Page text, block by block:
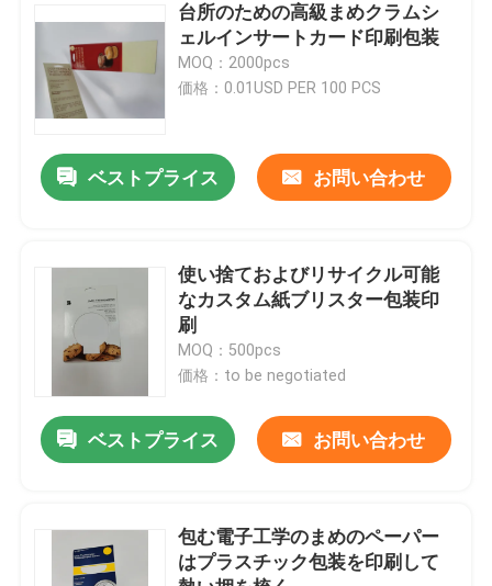
台所のための高級まめクラムシ
ェルインサートカード印刷包装
MOQ：2000pcs
価格：0.01USD PER 100 PCS
ベストプライス お問い合わせ
使い捨ておよびリサイクル可能
なカスタム紙ブリスター包装印
刷
MOQ：500pcs
価格：to be negotiated
ベストプライス お問い合わせ
包む電子工学のまめのペーパー
はプラスチック包装を印刷して